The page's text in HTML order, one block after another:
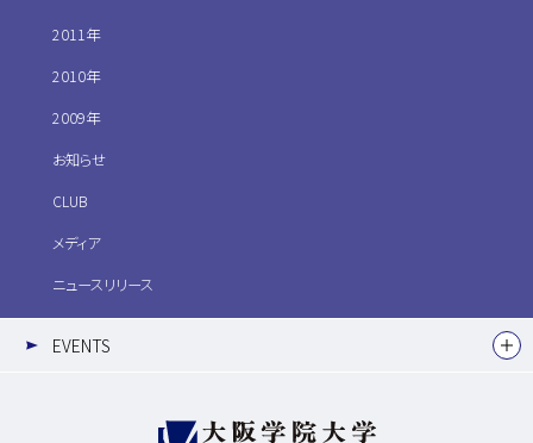
2011年
2010年
2009年
お知らせ
CLUB
メディア
ニュースリリース
EVENTS